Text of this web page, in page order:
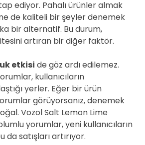
ediyor. Pahalı ürünler almak
de kaliteli bir şeyler denemek
bir alternatif. Bu durum,
artıran bir diğer faktör.
etkisi de göz ardı edilemez.
kullanıcıların
yerler. Eğer bir ürün
görüyorsanız, denemek
Vozol Salt Lemon Lime
yorumlar, yeni kullanıcıların
da satışları artırıyor.